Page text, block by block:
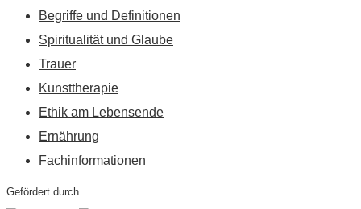
Begriffe und Definitionen
Spiritualität und Glaube
Trauer
Kunsttherapie
Ethik am Lebensende
Ernährung
Fachinformationen
Gefördert durch